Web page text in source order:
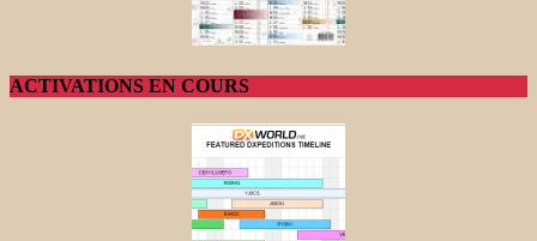
ACTIVATIONS EN COURS